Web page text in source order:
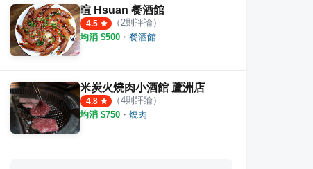
暄 Hsuan 餐酒館
4.5 （2則評論）
均消 $500 ・ 餐酒館
米炭火燒肉小酒館 蘆洲店
4.8 （4則評論）
均消 $750 ・ 燒肉